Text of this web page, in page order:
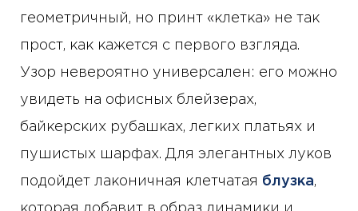
геометричный, но принт «клетка» не так
прост, как кажется с первого взгляда.
Узор невероятно универсален: его можно
увидеть на офисных блейзерах,
байкерских рубашках, легких платьях и
пушистых шарфах. Для элегантных луков
подойдет лаконичная клетчатая блузка,